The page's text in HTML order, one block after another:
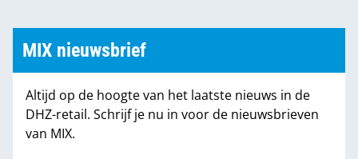
Marktcijfers
Partners
MIX nieuwsbrief
Altijd op de hoogte van het laatste nieuws in de
DHZ-retail. Schrijf je nu in voor de nieuwsbrieven
van MIX.